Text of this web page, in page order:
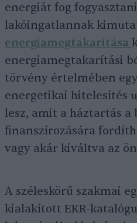
energiát fog
lakóingatlannak
energiamegtakarítása
energiamegtakarítási
törvény értelmében
energetikai hitelesítés
lesz, amit a háztartás a
finanszírozására
vagy akár kiváltva az
A széleskörű szakmai
kialakított EKR-